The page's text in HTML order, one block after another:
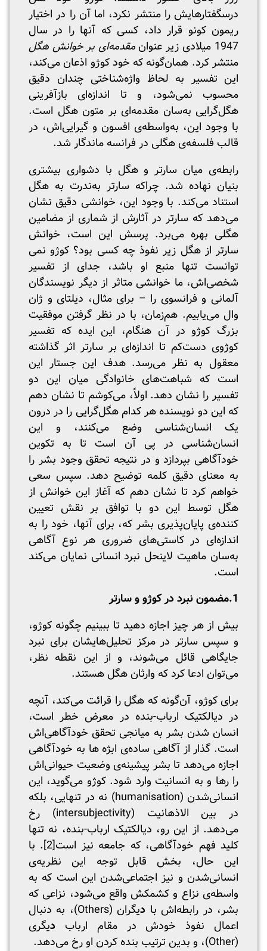
درسگفتارهایش را منتشر نکرد، اما آن را در اختیار
ریمون کونو قرار داد، کسی که آنها را در سال
1947 میلادی زیر عنوان
مقدمه‌ای بر خوانش هگل
منتشر کرد. همان‌گونه که خود کوژو اذعان می‌کند،
این تفسیر به لحاظ واژه‌شناختی چندان دقیق
محسوب نمی‌شود، و تا اندازه‌ای بازآفرینی
هگل‌گرایی به‌سان مقدمه‌ای بر متون هگل است.
با وجود این، به‌واسطه‌ی افسون و گیرایی‌اش، در
قالب فلسفه‌ی هگلی در فرانسه ماندگار شد.
رابطه‌ی میان سارتر و هگل با دشواری بیشتری
بنیان نهاده شد. چراکه سارتر به‌ندرت به هگل
استناد می‌کند. با وجود این، خوانشی دقیق نشان
می‌دهد که سارتر در آثارش از شماری از مضامین
هگلی بهره می‌برد. پرسش این است، خوانش
سارتر از هگل زیر نفوذ چه کسی بود؟ کوژو نمی
توانست تنها منبع او باشد، جدای از تفسیر
شخصی‌اش، ما خوانشی متاثر از دیگر نویسندگان
آلمانی و فرانسوی را – برای مثال، دیلتای و ژان
وال می‌یابیم. هم‌زمان، با در نظر گرفتن موفقیت
بزرگ کوژو در آن هنگام، این ایده که تفسیر
کوژوی دست‌کم تا اندازه‌ای بر سارتر اثر گذاشته
معقول به نظر می‌رسد. هدف این جستار این
است که شباهت‌های خانوادگی میان این دو
تفسیر را نشان دهد. اولاً، می‌کوشم تا نشان دهم
که این دو نویسنده هر کدام هگل‌گرایی را در درون
یک انسان‌شناسی وضع می‌کنند، و این
انسان‌شناسی در پی آن است تا به تکوین
خودآگاهی بپردازد و در نتیجه تحقق وجود بشر را
به معنای دقیق کلمه توضیح دهد. سپس سعی
خواهم کرد تا نشان دهم که آغاز این خوانش از
هگل توسط این دو با توافق بر نقش تعیین
کننده‌ی پایان‌پذیری بشر که، برای آنها، خود را به
اندازه‌ای در کاستی‌های ضروری هر نوع آگاهی
به‌سان ماهیت لاینحل نبرد انسانی نمایان می‌کند
است.
1.مضمون نبرد در کوژو و سارتر
بیش از هر چیز اجازه دهید تا ببینیم چگونه کوژو،
و سپس سارتر در مرکز تحلیل‌هایشان برای نبرد
جایگاهی قائل می‌شوند، و از این نقطه نظر،
می‌توان ادعا کرد که وارثان هگل هستند.
برای کوژو، آن‌گونه که هگل را قرائت می‌کند، آنچه
در دیالکتیک ارباب-بنده در معرض خطر است،
انسان شدن بشر به میانجی تحقق خودآگاهی‌اش
است. گذار از آگاهی ساده‌ی ابژه ها به خودآگاهی
اجازه می‌دهد تا بشر پیشینه‌ی وضعیت حیوانی‌اش
را رها و به انسانیت وارد شود. کوژو می‌گوید، این
انسانی‌شدن (humanisation) نه در تنهایی، بلکه
در بین الاذهانیت (intersubjectivity) رخ
می‌دهد. از این رو، دیالکتیک ارباب-بنده، نه تنها
کلید فهم خودآگاهی، که جامعه نیز است[2]
. با
این حال، بخش قابل توجه این نظریه‌ی
انسانی‌شدن و نیز اجتماعی‌شدن این است که به
واسطه‌ی نزاع و کشمکش واقع می‌شود، نزاعی که
بشر، در رابطه‌اش با د
یگران (Others)، به دنبال
اعمال نفوذ خودش در مقام ارباب دیگری
(Other)، و بدین ترتیب بنده کردن او رخ می‌دهد.